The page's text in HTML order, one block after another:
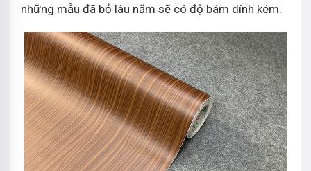
những mẫu đã bỏ lâu năm sẽ có độ bám dính kém.